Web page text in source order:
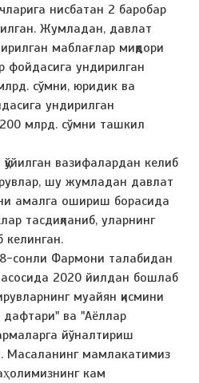
нисбатан 2 баробар
Жумладан, давлат
маблағлар миқдори
фойдасига ундирилган
сўмни, юридик ва
ундирилган
млрд. сўмни ташкил
вазифалардан келиб
шу жумладан давлат
амалга ошириш борасида
тасдиқланиб, уларнинг
келинган.
сонли Фармони талабидан
асосида 2020 йилдан бошлаб
муайян қисмини
ва "Аёллар
йўналтириш
Масаланинг мамлакатимиз
кам